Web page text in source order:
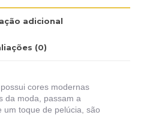
adicional
(0)
cores modernas
da moda, passam a
um toque de pelúcia, são